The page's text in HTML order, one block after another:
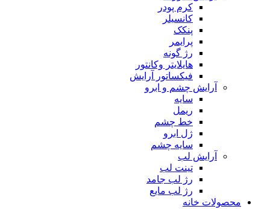
کرم پودر
کانسیلر
پنکک
پرایمر
رژ گونه
هایلایتر وکانتور
فیکساتور آرایش
آرایش چشم و ابرو
سایه
ریمل
خط چشم
ژل ابرو
سایه چشم
آرایش لب
تینت لب
رژ لب جامد
رژ لب مایع
محصولات خانه